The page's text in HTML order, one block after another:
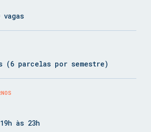
(6 parcelas por semestre)
às 23h